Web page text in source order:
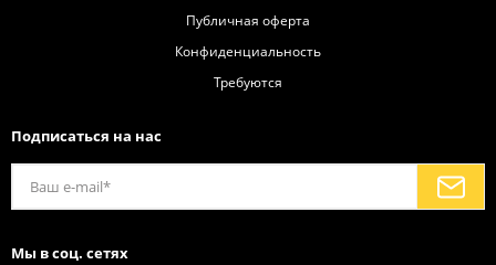
Публичная оферта
Конфиденциальность
Требуются
Подписаться на нас
Мы в соц. сетях